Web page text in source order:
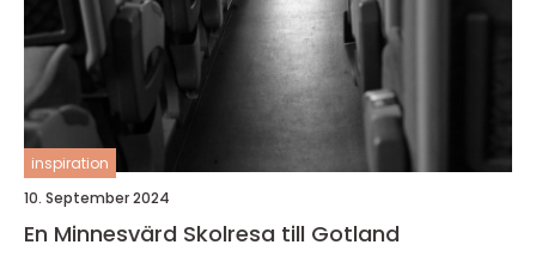
inspiration
10. September 2024
En Minnesvärd Skolresa till Gotland